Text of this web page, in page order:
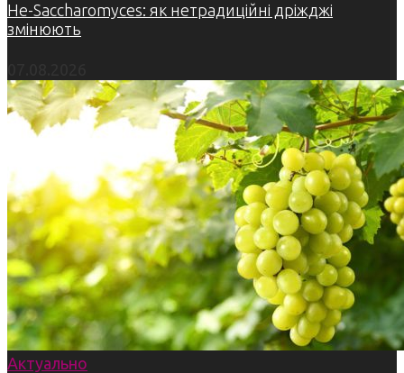
Не-Saccharomyces: як нетрадиційні дріжджі
змінюють
Актуально